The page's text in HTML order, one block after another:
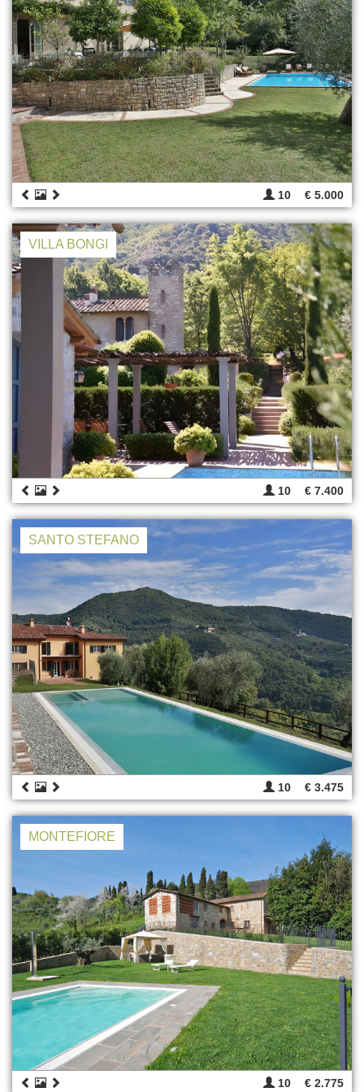
10 € 5.000
VILLA BONGI
10 € 7.400
SANTO STEFANO
10 € 3.475
MONTEFIORE
10 € 2.775